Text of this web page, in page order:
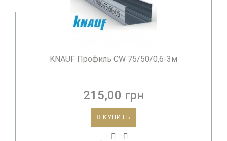
KNAUF Профиль CW 75/50/0,6-3м
215,00 грн
КУПИТЬ